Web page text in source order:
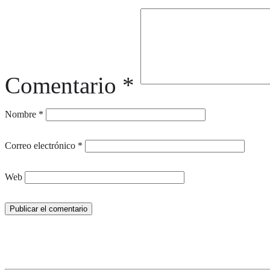
Comentario *
Nombre *
Correo electrónico *
Web